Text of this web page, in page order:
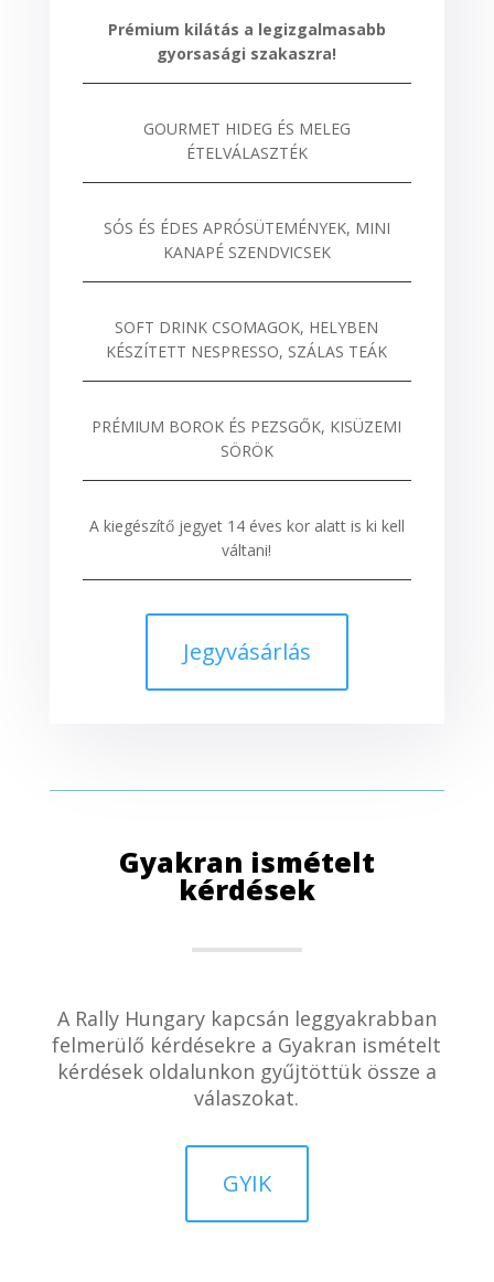
Prémium kilátás a legizgalmasabb
gyorsasági szakaszra!
GOURMET HIDEG ÉS MELEG
ÉTELVÁLASZTÉK
SÓS ÉS ÉDES APRÓSÜTEMÉNYEK, MINI
KANAPÉ SZENDVICSEK
SOFT DRINK CSOMAGOK, HELYBEN
KÉSZÍTETT NESPRESSO, SZÁLAS TEÁK
PRÉMIUM BOROK ÉS PEZSGŐK, KISÜZEMI
SÖRÖK
A kiegészítő jegyet 14 éves kor alatt is ki kell
váltani!
Jegyvásárlás
Gyakran ismételt
kérdések
A Rally Hungary kapcsán leggyakrabban
felmerülő kérdésekre a Gyakran ismételt
kérdések oldalunkon gyűjtöttük össze a
válaszokat.
GYIK